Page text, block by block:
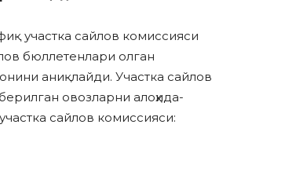
участка сайлов комиссияси
бюллетенлари олган
аниқлайди. Участка сайлов
овозларни алоҳида-
сайлов комиссияси: